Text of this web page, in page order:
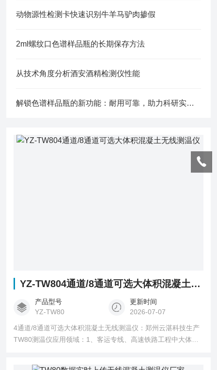
动物源性检测卡快速识别牛羊马驴肉掺假
2ml螺纹口色谱样品瓶的长期保存方法
从技术角度分析酒安酒精检测仪性能
解锁色谱样品瓶的新功能：耐用可靠，助力科研实验顺利进行
YZ-TW804通道/8通道可选大体积混凝土无线测温仪
产品型号
YZ-TW80
更新时间
2026-07-07
4通道/8通道可选大体积混凝土无线测温仪：郑州云湛科技生产
TW80测温仪应用领域：1、客运专线、高速铁路工程中大体积